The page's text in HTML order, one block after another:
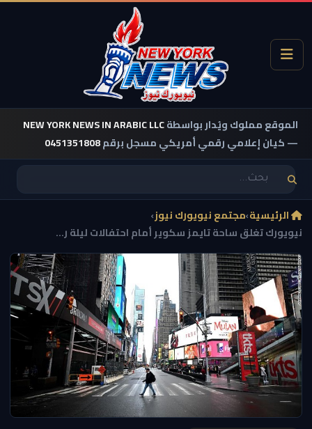
الموقع مملوك ويُدار بواسطةNEW YORK NEWS IN ARABIC LLC
— كيان إعلامي رقمي أمريكي مسجل برقم0451351808
الرئيسية›مجتمع نيويورك نيوز›
نيويورك تغلق ساحة تايمز سكوير أمام احتفالات ليلة ر...